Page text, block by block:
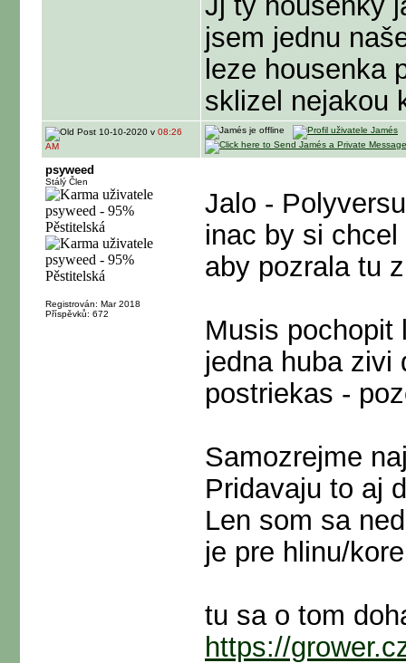
jsem jednu
leze housenka
sklizel nejakou
10-10-2020 v 08:26
AM
psyweed
Stálý Člen
Registrován: Mar 2018
Příspěvků: 672
Jalo -
inac by si
aby pozrala tu
Musis pochopit
jedna huba zivi
postriekas -
Samozrejme
Pridavaju to aj
Len som sa
je pre hlinu/
tu sa o tom
https://